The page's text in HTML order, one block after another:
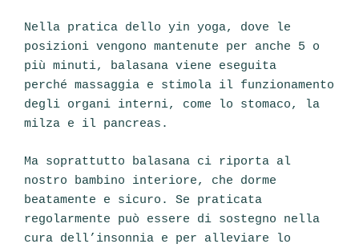
Nella pratica dello yin yoga, dove le
posizioni vengono mantenute per anche 5 o
più minuti, balasana viene eseguita
perché massaggia e stimola il funzionamento
degli organi interni, come lo stomaco, la
milza e il pancreas.
Ma soprattutto balasana ci riporta al
nostro bambino interiore, che dorme
beatamente e sicuro. Se praticata
regolarmente può essere di sostegno nella
cura dell’insonnia e per alleviare lo